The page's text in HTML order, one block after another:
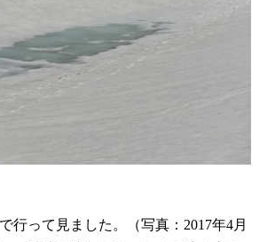
行って見ました。（写真：2017年4月